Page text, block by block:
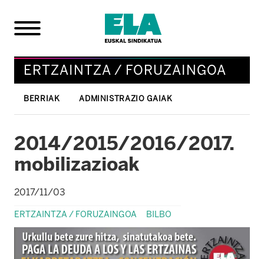
ERTZAINTZA / FORUZAINGOA
BERRIAK ADMINISTRAZIO GAIAK
2014/2015/2016/2017.
mobilizazioak
2017/11/03
ERTZAINTZA / FORUZAINGOA BILBO